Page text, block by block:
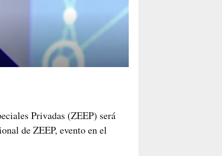
Privadas (ZEEP) será
de ZEEP, evento en el